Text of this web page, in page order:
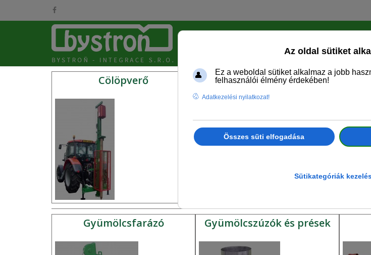
Cölöpverő Erdészeti csörlők
Gyümölcsfarázó Gyümölcszúzók és prések